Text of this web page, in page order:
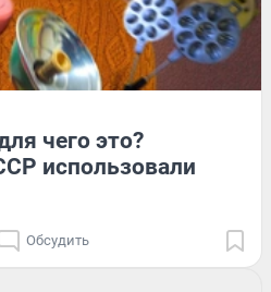
чего это?
использовали
Обсудить